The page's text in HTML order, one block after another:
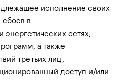
исполнение своих
сбоев в
сетях,
а также
третьих лиц,
доступ и/или